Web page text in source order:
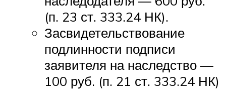
(п. 23 ст. 333.24 НК).
Засвидетельствование
подлинности подписи
заявителя на наследство —
100 руб. (п. 21 ст. 333.24 НК)